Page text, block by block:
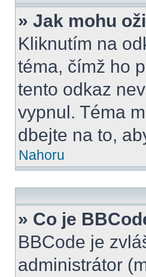
» Jak mohu
Kliknutím na
téma, čímž ho
tento odkaz
vypnul. Téma
dbejte na to,
Nahoru
» Co je
BBCode je
administrátor